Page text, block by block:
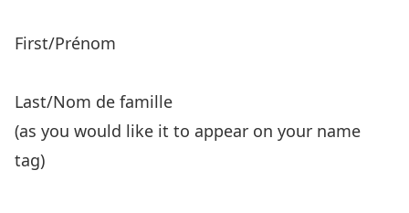
First/Prénom
Last/Nom de famille
(as you would like it to appear on your name
tag)